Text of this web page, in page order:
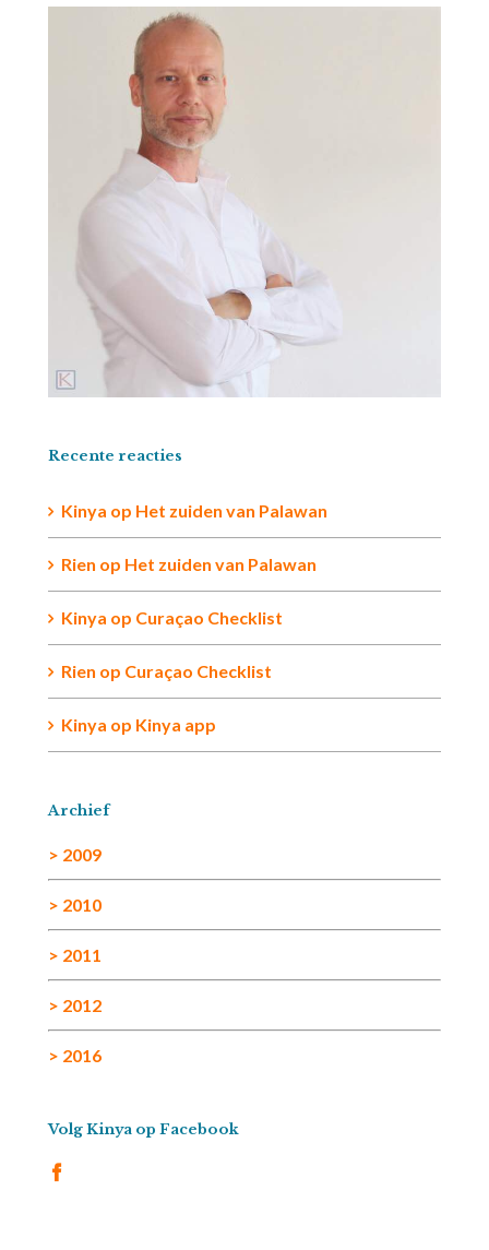
Recente reacties
Kinya op Het zuiden van Palawan
Rien op Het zuiden van Palawan
Kinya op Curaçao Checklist
Rien op Curaçao Checklist
Kinya op Kinya app
Archief
> 2009
> 2010
> 2011
> 2012
> 2016
Volg Kinya op Facebook